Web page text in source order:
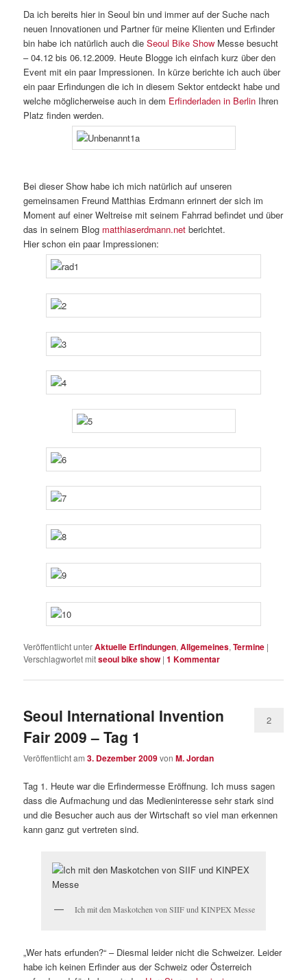
Da ich bereits hier in Seoul bin und immer auf der Suche nach
neuen Innovationen und Partner für meine Klienten und Erfinder
bin habe ich natürlich auch dieSeoul Bike Show Messe besucht
– 04.12 bis 06.12.2009. Heute Blogge ich einfach kurz über den
Event mit ein paar Impressionen. In kürze berichte ich auch über
ein paar Erfindungen die ich in diesem Sektor entdeckt habe und
welche möglicherweise auch in dem Erfinderladen in Berlin Ihren
Platz finden werden.
Bei dieser Show habe ich mich natürlich auf unseren
gemeinsamen Freund Matthias Erdmann erinnert der sich im
Moment auf einer Weltreise mit seinem Fahrrad befindet und über
das in seinem Blog matthiaserdmann.net berichtet.
Hier schon ein paar Impressionen:
Veröffentlicht unterAktuelle Erfindungen,Allgemeines,Termine |
Verschlagwortet mitseoul bike show |1 Kommentar
Seoul International Invention
Fair 2009 – Tag 1
Veröffentlicht am3. Dezember 2009vonM. Jordan
2
Tag 1. Heute war die Erfindermesse Eröffnung. Ich muss sagen
dass die Aufmachung und das Medieninteresse sehr stark sind
und die Besucher auch aus der Wirtschaft so viel man erkennen
kann ganz gut vertreten sind.
Ich mit den Maskotchen von SIIF und KINPEX Messe
„Wer hats erfunden?“ – Diesmal leider nicht die Schweizer. Leider
habe ich keinen Erfinder aus der Schweiz oder Österreich